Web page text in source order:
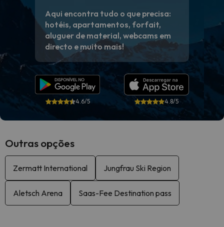
Aqui encontra tudo o que precisa:
hotéis, apartamentos, forfait,
aluguer de material, webcams em
directo e muito mais!
4.6/5 4.8/5
Outras opções
Zermatt International Jungfrau Ski Region
Aletsch Arena Saas-Fee Destination pass